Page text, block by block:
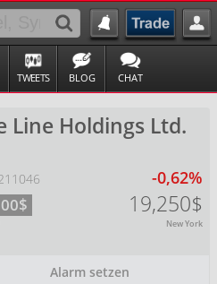
TWEETS BLOG CHAT
Line Holdings Ltd.
-0,62%
19,250$
New York
Alarm setzen